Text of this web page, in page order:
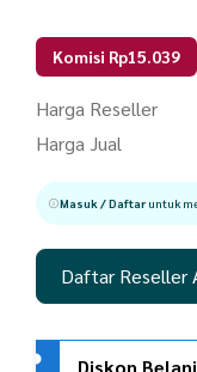
Komisi Rp15.039
Harga Reseller
Harga Jual
Masuk / Daftaruntuk
Daftar Reseller
Diskon